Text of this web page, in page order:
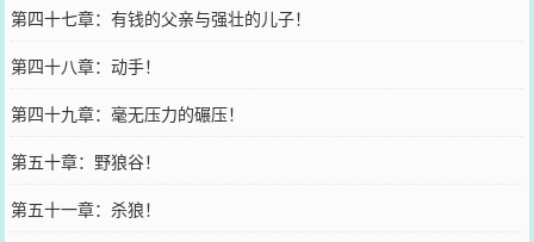
第四十七章：有钱的父亲与强壮的儿子！
第四十八章：动手！
第四十九章：毫无压力的碾压！
第五十章：野狼谷！
第五十一章：杀狼！